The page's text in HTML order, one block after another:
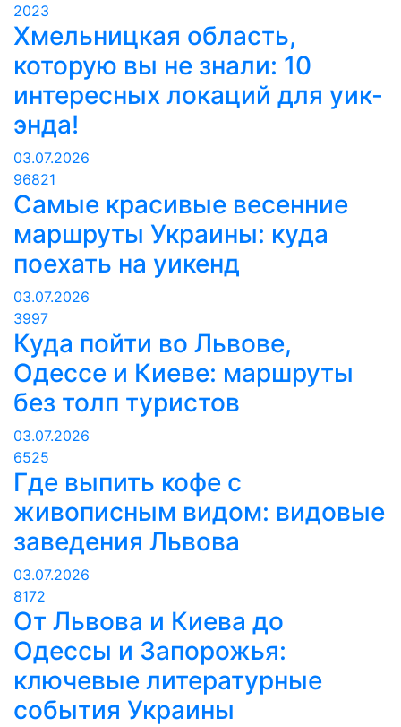
2023
Хмельницкая область,
которую вы не знали: 10
интересных локаций для уик-
энда!
03.07.2026
96821
Самые красивые весенние
маршруты Украины: куда
поехать на уикенд
03.07.2026
3997
Куда пойти во Львове,
Одессе и Киеве: маршруты
без толп туристов
03.07.2026
6525
Где выпить кофе с
живописным видом: видовые
заведения Львова
03.07.2026
8172
От Львова и Киева до
Одессы и Запорожья:
ключевые литературные
события Украины